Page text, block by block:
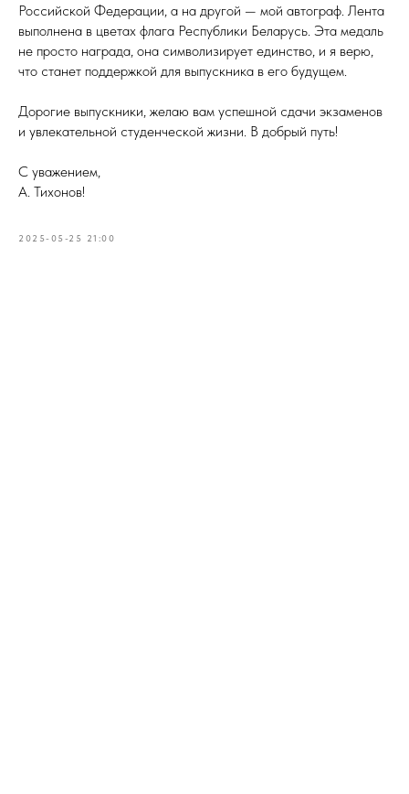
Российской Федерации, а на другой — мой автограф. Лента
выполнена в цветах флага Республики Беларусь. Эта медаль
не просто награда, она символизирует единство, и я верю,
что станет поддержкой для выпускника в его будущем.
Дорогие выпускники, желаю вам успешной сдачи экзаменов
и увлекательной студенческой жизни. В добрый путь!
С уважением,
А. Тихонов!
2025-05-25 21:00